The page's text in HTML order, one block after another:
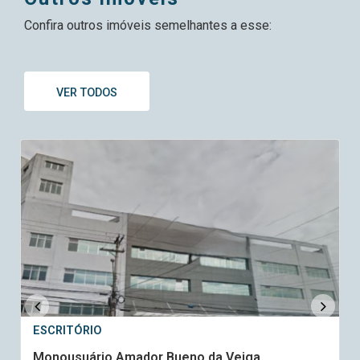
Confira outros imóveis semelhantes a esse:
VER TODOS
ESCRITÓRIO